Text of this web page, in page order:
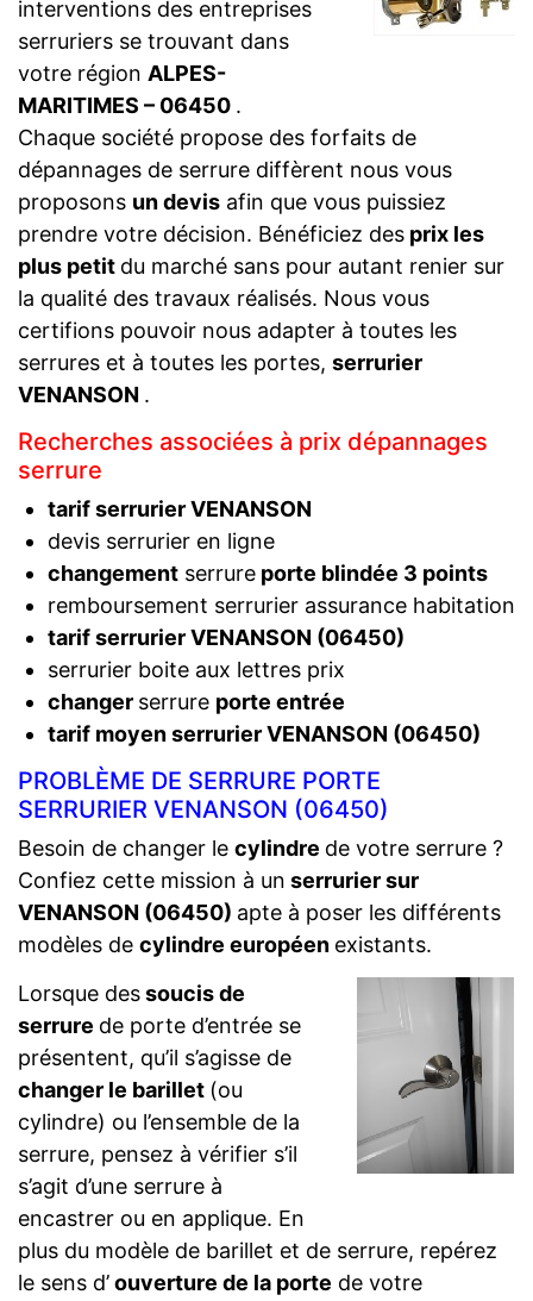
interventions des entreprises
serruriers se trouvant dans
votre région ALPES-
MARITIMES – 06450 .
Chaque société propose des forfaits de
dépannages de serrure diffèrent nous vous
proposons un devis afin que vous puissiez
prendre votre décision. Bénéficiez des prix les
plus petit du marché sans pour autant renier sur
la qualité des travaux réalisés. Nous vous
certifions pouvoir nous adapter à toutes les
serrures et à toutes les portes, serrurier
VENANSON .
Recherches associées à prix dépannages
serrure
tarif serrurier VENANSON
devis serrurier en ligne
changementserrureporte blindée 3 points
remboursement serrurier assurance habitation
tarif serrurier VENANSON (06450)
serrurier boite aux lettres prix
changer serrure porte entrée
tarif moyen serrurier VENANSON (06450)
PROBLÈME DE SERRURE PORTE
SERRURIER VENANSON (06450)
Besoin de changer le cylindre de votre serrure ?
Confiez cette mission à un serrurier sur
VENANSON (06450) apte à poser les différents
modèles de cylindre européen existants.
Lorsque dessoucis de
serrure de porte d’entrée se
présentent, qu’il s’agisse de
changer le barillet (ou
cylindre) ou l’ensemble de la
serrure, pensez à vérifier s’il
s’agit d’une serrure à
encastrer ou en applique. En
plus du modèle de barillet et de serrure, repérez
le sens d’ouverture de la porte de votre